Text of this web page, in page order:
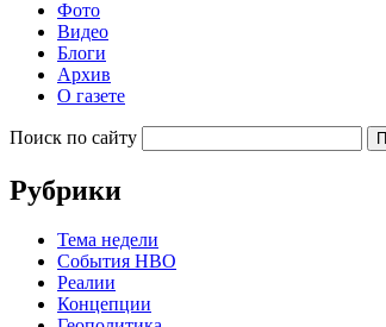
Фото
Видео
Блоги
Архив
О газете
Поиск по сайту
Рубрики
Тема недели
События НВО
Реалии
Концепции